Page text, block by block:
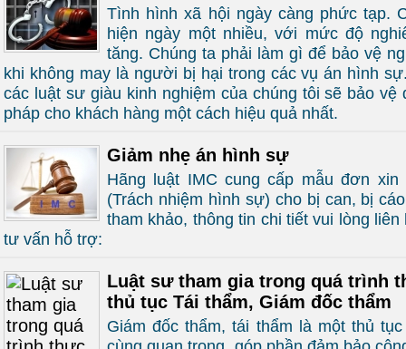
Tình hình xã hội ngày càng phức tạp.
hiện ngày một nhiều, với mức độ
tăng. Chúng ta phải làm gì để bảo vệ
khi không may là người bị hại trong các vụ án hình
các luật sư giàu kinh nghiệm của chúng tôi sẽ bảo
pháp cho khách hàng một cách hiệu quả nhất.
Giảm nhẹ án hình sự
Hãng luật IMC cung cấp mẫu đơn xin
(Trách nhiệm hình sự) cho bị can, bị
tham khảo, thông tin chi tiết vui lòng
tư vấn hỗ trợ:
Luật sư tham gia trong quá trình
thủ tục Tái thẩm, Giám đốc thẩm
Giám đốc thẩm, tái thẩm là một thủ